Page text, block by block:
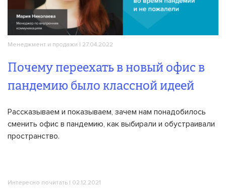
Менеджмент и продажи | 27.04.2022
Почему переехать в новый офис в
пандемию было классной идеей
Рассказываем и показываем, зачем нам понадобилось
сменить офис в пандемию, как выбирали и обустраивали
пространство.
Интересно почитать | 02.12.2021